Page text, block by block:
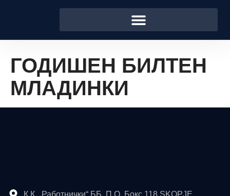
ГОДИШЕН БИЛТЕН
МЛАДИНКИ